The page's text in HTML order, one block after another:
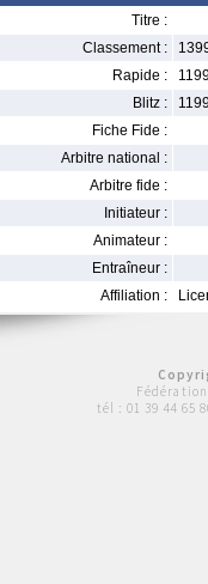
Titre :
Classement :
Rapide :
Blitz :
Fiche Fide :
Arbitre national :
Arbitre fide :
Initiateur :
Animateur :
Entraîneur :
Affiliation :
tél : 01 39 44 65